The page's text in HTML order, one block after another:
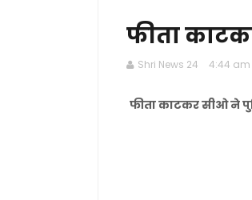
फीता
Shri News 24 4:44 am
फीता काटकर सीओ ने